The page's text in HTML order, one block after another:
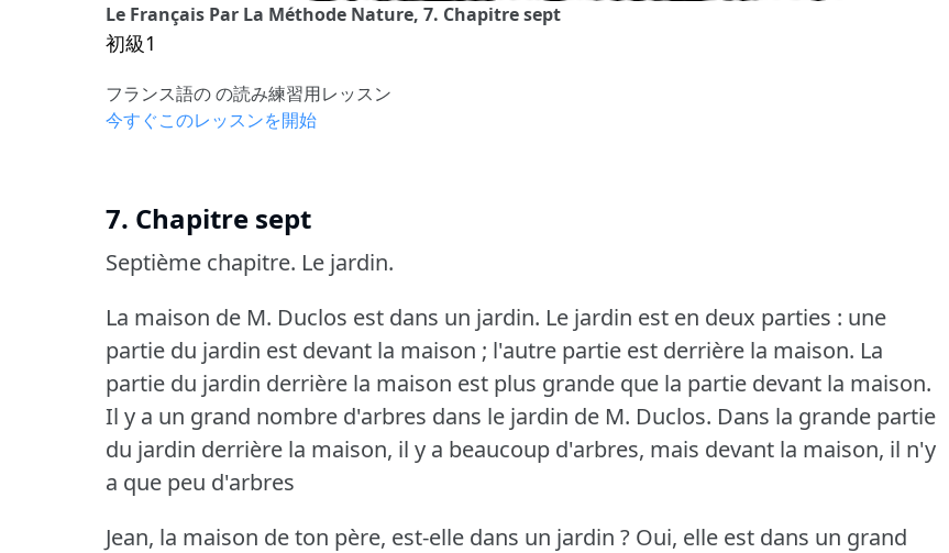
Le Français Par La Méthode Nature, 7. Chapitre sept
初級1
フランス語の の読み練習用レッスン
今すぐこのレッスンを開始
7. Chapitre sept
Septième chapitre. Le jardin.
La maison de M. Duclos est dans un jardin. Le jardin est en deux parties : une
partie du jardin est devant la maison ; l'autre partie est derrière la maison. La
partie du jardin derrière la maison est plus grande que la partie devant la maison.
Il y a un grand nombre d'arbres dans le jardin de M. Duclos. Dans la grande partie
du jardin derrière la maison, il y a beaucoup d'arbres, mais devant la maison, il n'y
a que peu d'arbres
Jean, la maison de ton père, est-elle dans un jardin ? Oui, elle est dans un grand